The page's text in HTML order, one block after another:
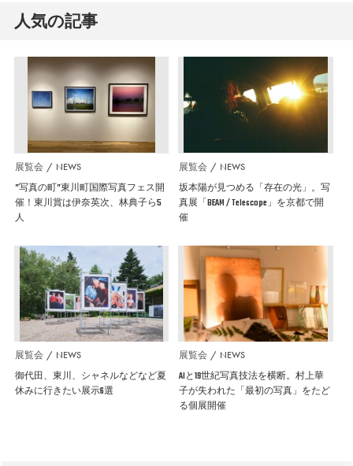
人気の記事
展覧会 NEWS
”写真の町”東川町国際写真フェス開
催！東川賞は伊奈英次、林典子ら5
人
展覧会 NEWS
坂本陽が見つめる「存在の光」。写
真展「BEAM / Telescope」を京都で開
催
展覧会 NEWS
御代田、東川、シャネルなどなど夏
休みに行きたい展示6選
展覧会 NEWS
AIと19世紀写真技法を横断。村上華
子が失われた「最初の写真」をたど
る個展開催